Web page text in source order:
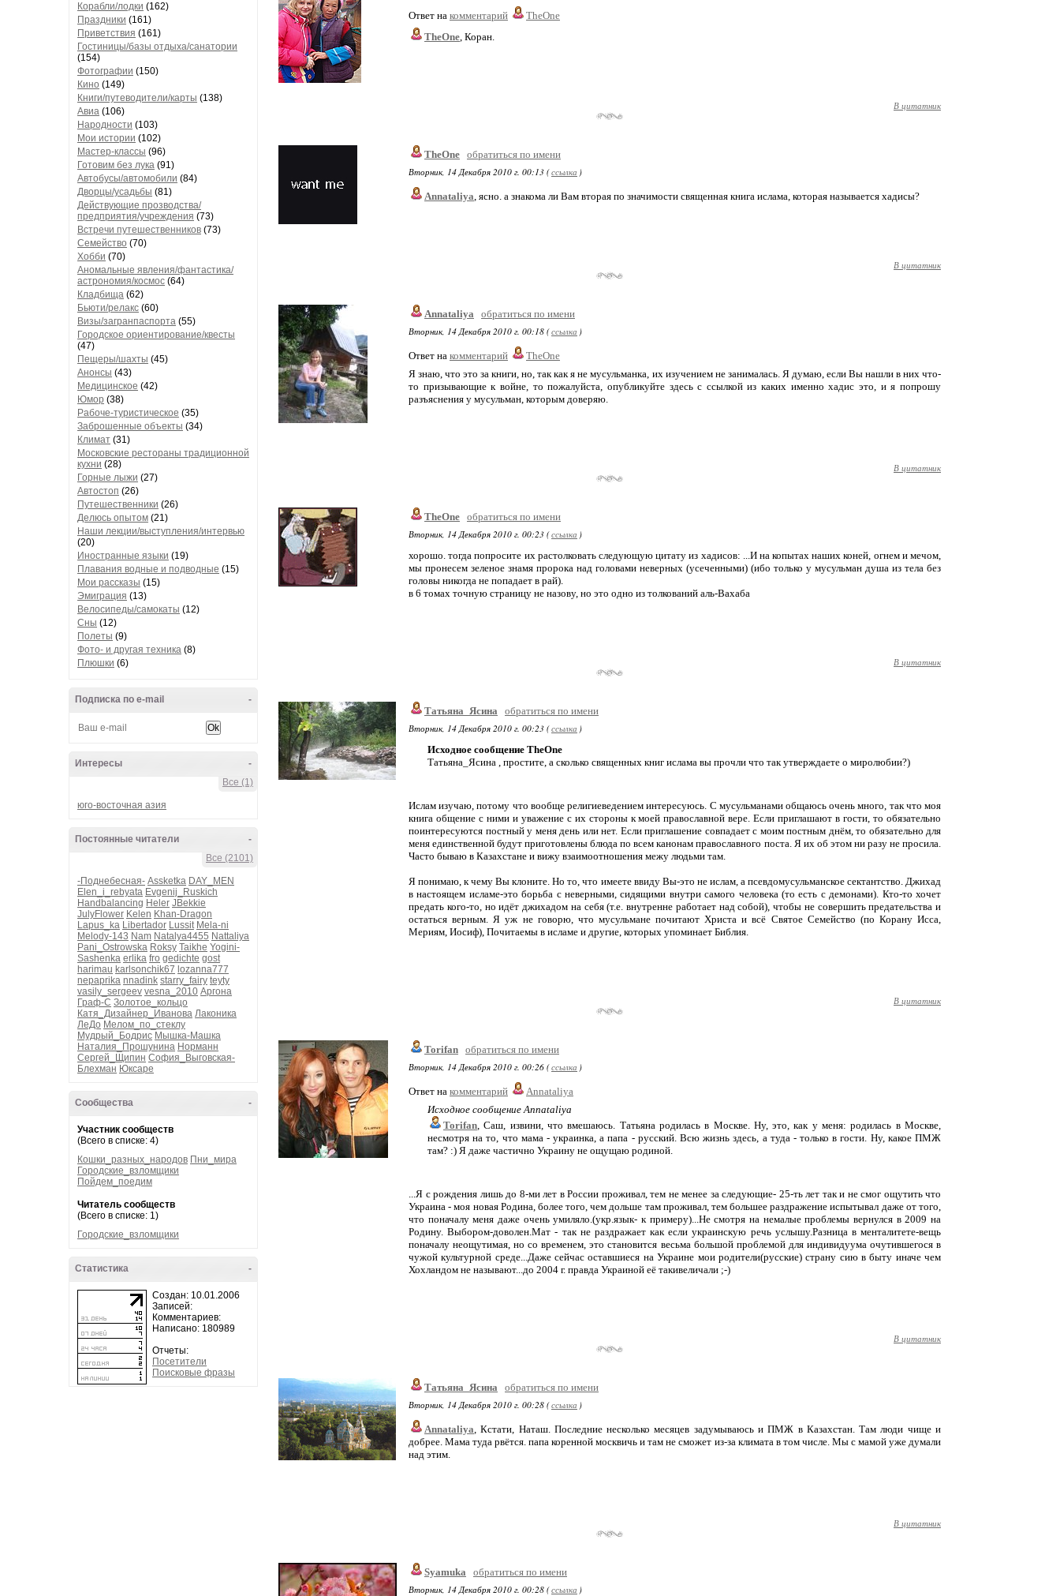
Корабли/лодки (162)
Праздники (161)
Приветствия (161)
Гостиницы/базы отдыха/санатории
(154)
Фотографии (150)
Кино (149)
Книги/путеводители/карты (138)
Авиа (106)
Народности (103)
Мои истории (102)
Мастер-классы (96)
Готовим без лука (91)
Автобусы/автомобили (84)
Дворцы/усадьбы (81)
Действующие прозводства/
предприятия/учреждения (73)
Встречи путешественников (73)
Семейство (70)
Хобби (70)
Аномальные явления/фантастика/
астрономия/космос (64)
Кладбища (62)
Бьюти/релакс (60)
Визы/загранпаспорта (55)
Городское ориентирование/квесты
(47)
Пещеры/шахты (45)
Анонсы (43)
Медицинское (42)
Юмор (38)
Рабоче-туристическое (35)
Заброшенные объекты (34)
Климат (31)
Московские рестораны традиционной
кухни (28)
Горные лыжи (27)
Автостоп (26)
Путешественники (26)
Делюсь опытом (21)
Наши лекции/выступления/интервью
(20)
Иностранные языки (19)
Плавания водные и подводные (15)
Мои рассказы (15)
Эмиграция (13)
Велосипеды/самокаты (12)
Сны (12)
Полеты (9)
Фото- и другая техника (8)
Плюшки (6)
-
Подписка по e-mail
-
Интересы
Все (1)
юго-восточная азия
-
Постоянные читатели
Все (2101)
-Поднебесная- Assketka DAY_MEN
Elen_i_rebyata Evgenij_Ruskich
Handbalancing Heler JBekkie
JulyFlower Kelen Khan-Dragon
Lapus_ka Libertador Lussit Mela-ni
Melody-143 Nam Natalya4455 Nattaliya
Pani_Ostrowska Roksy Taikhe Yogini-
Sashenka erlika fro gedichte gost
harimau karlsonchik67 lozanna777
nepaprika nnadink starry_fairy teyty
vasily_sergeev vesna_2010 Аргона
Граф-С Золотое_кольцо
Катя_Дизайнер_Иванова Лаконика
ЛеДо Мелом_по_стеклу
Мудрый_Бодрис Мышка-Машка
Наталия_Прошунина Норманн
Сергей_Щипин София_Выговская-
Блехман Юксаре
-
Сообщества
Участник сообществ
(Всего в списке: 4)
Кошки_разных_народов Пни_мира
Городские_взломщики
Пойдем_поедим
Читатель сообществ
(Всего в списке: 1)
Городские_взломщики
-
Статистика
Создан: 10.01.2006
Записей:
Комментариев:
Написано: 180989
Отчеты:
Посетители
Поисковые фразы
Ответ на комментарий
TheOne
TheOne, Коран.
В цитатник
TheOne обратиться по имени
Вторник, 14 Декабря 2010 г. 00:13 (ссылка )
Annataliya, ясно. а знакома ли Вам вторая по значимости священная книга ислама, которая называется хадисы?
В цитатник
Annataliya
обратиться по имени
Вторник, 14 Декабря 2010 г. 00:18 (ссылка )
Ответ на комментарий
TheOne
Я знаю, что это за книги, но, так как я не мусульманка, их изучением не занималась. Я думаю, если Вы нашли в них что-
то призывающие к войне, то пожалуйста, опубликуйте здесь с ссылкой из каких именно хадис это, и я попрошу
разъяснения у мусульман, которым доверяю.
В цитатник
TheOne обратиться по имени
Вторник, 14 Декабря 2010 г. 00:23 (ссылка )
хорошо. тогда попросите их растолковать следующую цитату из хадисов: ...И на копытах наших коней, огнем и мечом,
мы пронесем зеленое знамя пророка над головами неверных (усеченными) (ибо только у мусульман душа из тела без
головы никогда не попадает в рай).
в 6 томах точную страницу не назову, но это одно из толкований аль-Вахаба
В цитатник
Татьяна_Ясина
обратиться по имени
Вторник, 14 Декабря 2010 г. 00:23 (ссылка )
Исходное сообщение TheOne
Татьяна_Ясина , простите, а сколько священных книг ислама вы прочли что так утверждаете о миролюбии?)
Ислам изучаю, потому что вообще религиеведением интересуюсь. С мусульманами общаюсь очень много, так что моя
книга общение с ними и уважение с их стороны к моей православной вере. Если приглашают в гости, то обязательно
поинтересуются постный у меня день или нет. Если приглашение совпадает с моим постным днём, то обязательно для
меня единственной будут приготовлены блюда по всем канонам православного поста. Я их об этом ни разу не просила.
Часто бываю в Казахстане и вижу взаимоотношения межу людьми там.
Я понимаю, к чему Вы клоните. Но то, что имеете ввиду Вы-это не ислам, а псевдомусульманское сектантство. Джихад
в настоящем исламе-это борьба с неверными, сидящими внутри самого человека (то есть с демонами). Кто-то хочет
предать кого-то, но идёт джихадом на себя (т.е. внутренне работает над собой), чтобы не совершить предательства и
остаться верным. Я уж не говорю, что мусульмане почитают Христа и всё Святое Семейство (по Корану Исса,
Мериям, Иосиф), Почитаемы в исламе и другие, которых упоминает Библия.
В цитатник
Torifan обратиться по имени
Вторник, 14 Декабря 2010 г. 00:26 (ссылка )
Ответ на комментарий
Annataliya
Исходное сообщение Annataliya
Torifan, Саш, извини, что вмешаюсь. Татьяна родилась в Москве. Ну, это, как у меня: родилась в Москве,
несмотря на то, что мама - украинка, а папа - русский. Всю жизнь здесь, а туда - только в гости. Ну, какое ПМЖ
там? :) Я даже частично Украину не ощущаю родиной.
...Я с рождения лишь до 8-ми лет в России проживал, тем не менее за следующие- 25-ть лет так и не смог ощутить что
Украина - моя новая Родина, более того, чем дольше там проживал, тем большее раздражение испытывал даже от того,
что поначалу меня даже очень умиляло.(укр.язык- к примеру)...Не смотря на немалые проблемы вернулся в 2009 на
Родину. Выбором-доволен.Мат - так не раздражает как если украинскую речь услышу.Разница в менталитете-вещь
поначалу неощутимая, но со временем, это становится весьма большой проблемой для индивидуума очутившегося в
чужой культурной среде...Даже сейчас оставшиеся на Украине мои родители(русские) страну сию в быту иначе чем
Хохландом не называют...до 2004 г. правда Украиной её такивеличали ;-)
В цитатник
Татьяна_Ясина
обратиться по имени
Вторник, 14 Декабря 2010 г. 00:28 (ссылка )
Annataliya, Кстати, Наташ. Последние несколько месяцев задумываюсь и ПМЖ в Казахстан. Там люди чище и
добрее. Мама туда рвётся. папа коренной москвичь и там не сможет из-за климата в том числе. Мы с мамой уже думали
над этим.
В цитатник
Syamuka
обратиться по имени
Вторник, 14 Декабря 2010 г. 00:28 (ссылка )